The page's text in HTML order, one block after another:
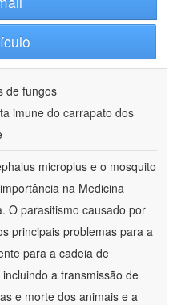
de fungos
imune do carrapato dos
microplus e o mosquito
na Medicina
O parasitismo causado por
principais problemas para a
para a cadeia de
a transmissão de
e morte dos animais e a